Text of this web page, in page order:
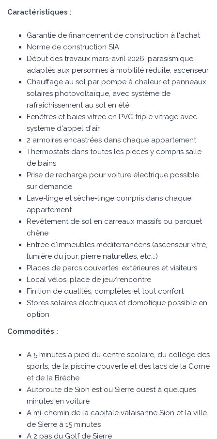
Caractéristiques :
Garantie de financement de construction à l'achat
Norme de construction SIA
Début des travaux mars-avril 2026, parasismique,
adaptés aux personnes à mobilité réduite, ascenseur
Chauffage au sol par pompe à chaleur et panneaux
solaires photovoltaïque, avec système de
rafraichissement au sol en été
Fenêtres et baies vitrée en PVC triple vitrage avec
système d'appel d'air
2 armoires encastrées dans chaque appartement
Thermostats dans toutes les pièces y compris salle
de bains
Prise de recharge pour voiture électrique possible
sur demande
Lave-linge et sèche-linge compris dans chaque
appartement
Revêtement de sol en carreaux massifs ou parquet
chêne
Entrée d'immeubles méditerranéens (ascenseur vitré,
lumière du jour, pierre naturelles, etc...)
Places de parcs couvertes, extérieures et visiteurs
Local vélos, place de jeu/rencontre
Finition de qualités, complètes et tout confort
Stores solaires électriques et domotique possible en
option
Commodités :
A 5 minutes à pied du centre scolaire, du collège des
sports, de la piscine couverte et des lacs de la Corne
et de la Brèche
Autoroute de Sion est ou Sierre ouest à quelques
minutes en voiture
A mi-chemin de la capitale valaisanne Sion et la ville
de Sierre à 15 minutes
A 2 pas du Golf de Sierre